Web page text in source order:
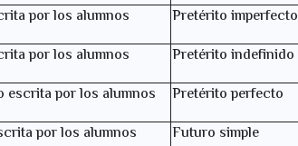
por los alumnos
Pretérito imperfecto
por los alumnos
Pretérito indefinido
escrita por los alumnos
Pretérito perfecto
por los alumnos
Futuro simple